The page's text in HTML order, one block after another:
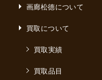
画廊松德について
買取について
買取実績
買取品目